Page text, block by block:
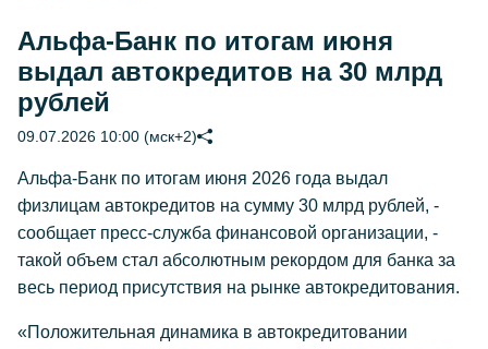
Альфа-Банк по итогам июня
выдал автокредитов на 30 млрд
рублей
09.07.2026 10:00 (мск+2)
Альфа-Банк по итогам июня 2026 года выдал
физлицам автокредитов на сумму 30 млрд рублей, -
сообщает пресс-служба финансовой организации, -
такой объем стал абсолютным рекордом для банка за
весь период присутствия на рынке автокредитования.
«Положительная динамика в автокредитовании